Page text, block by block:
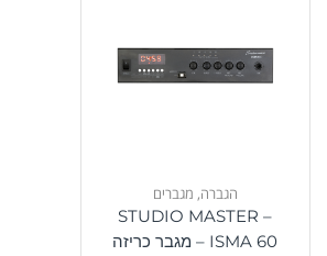
הגברה, מגברים
STUDIO MASTER –
ISMA 60 – מגבר כריזה